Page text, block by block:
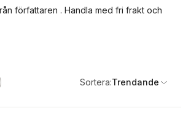
författaren . Handla med fri frakt och
Sortera:Trendande